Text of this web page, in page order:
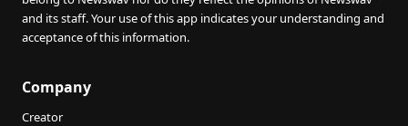
and its staff. Your use of this app indicates your understanding and
acceptance of this information.
Company
Creator